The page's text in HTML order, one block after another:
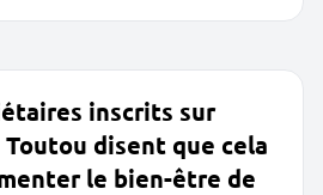
inscrits sur
disent que cela
le bien-être de